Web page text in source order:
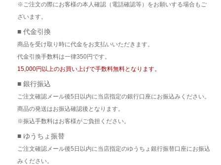
※ご注文の際にお客様の本人確認（電話確認等）をお願いする場合もご
ざいます。
■ 代金引換
商品を受け取り時に代金をお支払いいただきます。
代金引換手数料は一律350円です。
15,000円以上のお買い上げで手数料無料となります。
■ 銀行振込
ご注文確認メール後5日以内に当店指定の銀行口座にお振込みください。
商品の発送はお振込確認後となります。
※振込手数料はお客様がご負担ください。
■ ゆうちょ振替
ご注文確認メール後5日以内に当店指定のゆうちょ銀行振替口座にお振込
みください。